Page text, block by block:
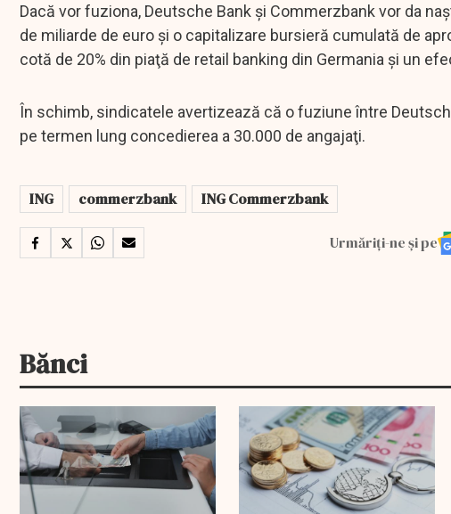
Dacă vor fuziona, Deutsche Bank şi Commerzbank vor da
de miliarde de euro şi o capitalizare bursieră cumulată de
cotă de 20% din piaţă de retail banking din Germania şi un
În schimb, sindicatele avertizează că o fuziune între
pe termen lung concedierea a 30.000 de angajaţi.
ING commerzbank ING Commerzbank
Urmăriți-ne și pe
Bănci